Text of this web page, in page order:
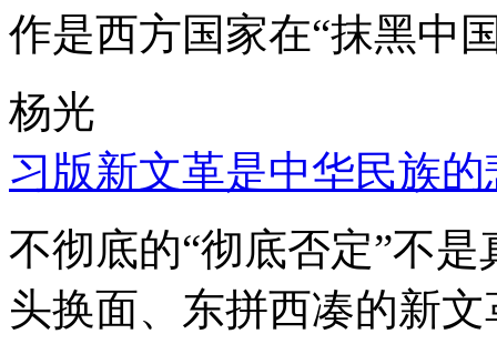
作是西方国家在“抹黑中
杨光
习版新文革是中华民族的
不彻底的“彻底否定”不
头换面、东拼西凑的新